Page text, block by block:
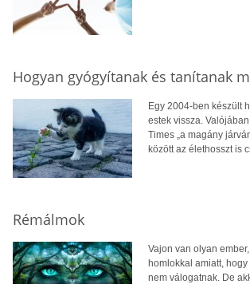
Hogyan gyógyítanak és tanítanak
Egy 2004-ben készült
estek vissza.
Times „a magány
között az élethosszt is
Rémálmok
Vajon van olyan
homlokkal amiatt,
nem válogatnak. De